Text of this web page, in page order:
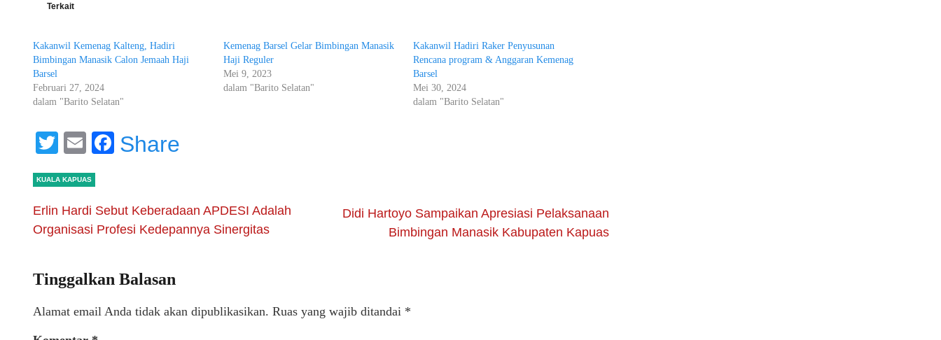
Terkait
Kakanwil Kemenag Kalteng, Hadiri
Bimbingan Manasik Calon Jemaah Haji
Barsel
Februari 27, 2024
dalam "Barito Selatan"
Kemenag Barsel Gelar Bimbingan Manasik
Haji Reguler
Mei 9, 2023
dalam "Barito Selatan"
Kakanwil Hadiri Raker Penyusunan
Rencana program & Anggaran Kemenag
Barsel
Mei 30, 2024
dalam "Barito Selatan"
Twitter
EmailFacebook
Share
KUALA KAPUAS
Erlin Hardi Sebut Keberadaan APDESI Adalah
Organisasi Profesi Kedepannya Sinergitas
Didi Hartoyo Sampaikan Apresiasi Pelaksanaan
Bimbingan Manasik Kabupaten Kapuas
Tinggalkan Balasan
Alamat email Anda tidak akan dipublikasikan. Ruas yang wajib ditandai *